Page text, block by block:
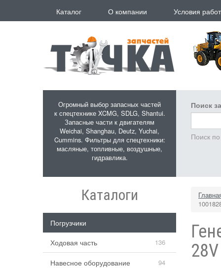
Каталог О компании Условия
Огромный выбор запасных частей
к спецтехнике XCMG, SDLG, Shantui.
Запасные части к двигателям
Weichai, Shanghau, Deutz, Yuchai,
Cummins. Фильтры для спецтехники:
масляные, топливные, воздушные,
гидравлика.
Поиск
Поиск
Каталоги
Погрузчики
Ходовая часть
136
Навесное оборудование 94